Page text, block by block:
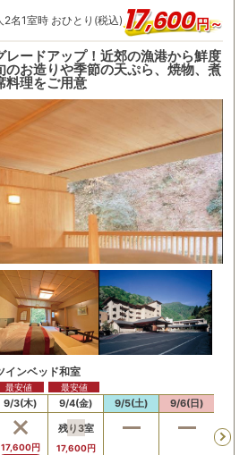
2名1室時 おひとり(税込)17,600円～
レードアップ！近郊の漁港から鮮度
のお造りや季節の天ぷら、焼物、煮
料理をご用意
インベッド和室
9/3(木)
17,600円
最安値
9/4(金)
残り3室
17,600円
最安値
9/5(土) 9/6(日)
残り